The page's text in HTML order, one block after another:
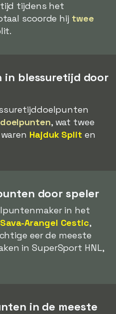
tijdens het
scoorde hij twee
in blessuretijd door
, wat twee
Hajduk Split en
door speler
in het
Sava-Arangel Cestic,
eer de meeste
in SuperSport HNL,
in de meeste